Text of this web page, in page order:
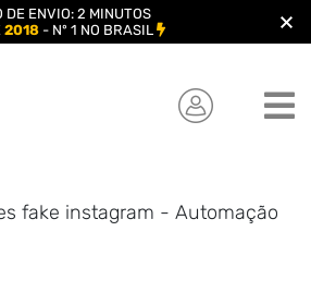
fake instagram - Automação
DE ENVIO: 2 MINUTOS
2018- Nº 1 NO BRASIL